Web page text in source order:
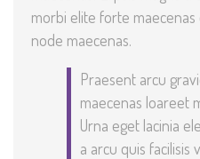
morbi elite forte
node maecenas.
Praesent arcu
maecenas loareet
Urna eget lacinia
a arcu quis facilisis